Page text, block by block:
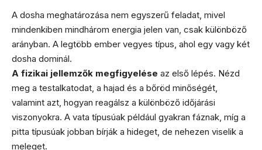
A dosha meghatározása nem egyszerű feladat, mivel
mindenkiben mindhárom energia jelen van, csak különböző
arányban. A legtöbb ember vegyes típus, ahol egy vagy két
dosha dominál.
A fizikai jellemzők megfigyelése az első lépés. Nézd
meg a testalkatodat, a hajad és a bőröd minőségét,
valamint azt, hogyan reagálsz a különböző időjárási
viszonyokra. A vata típusúak például gyakran fáznak, míg a
pitta típusúak jobban bírják a hideget, de nehezen viselik a
meleget.